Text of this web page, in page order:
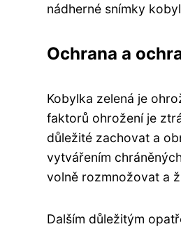
nádherné snímky
Ochrana a
Kobylka zelená je
faktorů ohrožení je
důležité zachovat a
vytvářením
volně rozmnožovat a
Dalším důležitým